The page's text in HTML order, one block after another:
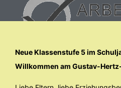
Neue Klassenstufe 5 im
Willkommen am Gustav-